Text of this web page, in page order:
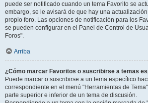
puede ser notificado cuando un tema Favorito se
embargo, se le avisará de que hay una actualización
propio foro. Las opciones de notificación para los
se pueden configurar en el Panel de Control de
Foros".
Arriba
¿Cómo marcar Favoritos o suscribirse a temas
Puede marcar o suscribirse a un tema específico
correspondiente en el menú "Herramientas de
parte superior e inferior de un tema de discusión.